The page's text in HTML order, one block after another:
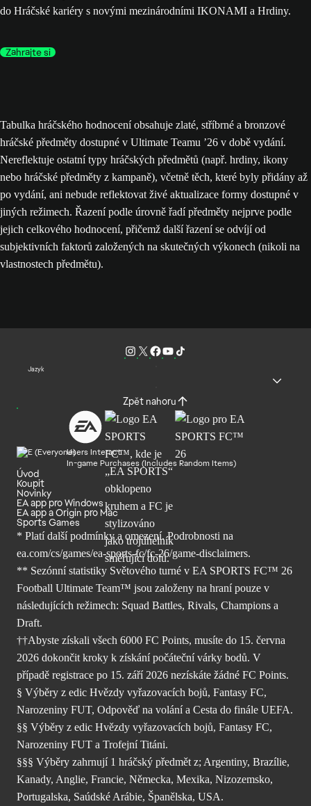
do Hráčské kariéry s novými mezinárodními IKONAMI a Hrdiny.
Zahrajte si
Tabulka hráčského hodnocení obsahuje zlaté, stříbrné a bronzové
hráčské předměty dostupné v Ultimate Teamu ’26 v době vydání.
Nereflektuje ostatní typy hráčských předmětů (např. hrdiny, ikony
nebo hráčské předměty z kampaně), včetně těch, které byly přidány až
po vydání, ani nebude reflektovat živé aktualizace formy dostupné v
jiných režimech. Řazení podle úrovně řadí předměty nejprve podle
jejich celkového hodnocení, přičemž další řazení se odvíjí od
subjektivních faktorů založených na skutečných výkonech (nikoli na
vlastnostech předmětu).
Jazyk
Zpět nahoru
Users Interact
In-game Purchases (Includes Random Items)
Úvod
Koupit
Novinky
EA app pro Windows
EA app a Origin pro Mac
Sports Games
* Platí další podmínky a omezení. Podrobnosti na
ea.com/cs/games/ea-sports-fc/fc-26/game-disclaimers.
** Sezónní statistiky Světového turné v EA SPORTS FC™ 26
Football Ultimate Team™ jsou založeny na hraní pouze v
následujících režimech: Squad Battles, Rivals, Champions a
Draft.
††Abyste získali všech 6000 FC Points, musíte do 15. června
2026 dokončit kroky k získání počáteční várky bodů. V
případě registrace po 15. září 2026 nezískáte žádné FC Points.
§ Výběry z edic Hvězdy vyřazovacích bojů, Fantasy FC,
Narozeniny FUT, Odpověď na volání a Cesta do finále UEFA.
§§ Výběry z edic Hvězdy vyřazovacích bojů, Fantasy FC,
Narozeniny FUT a Trofejní Titáni.
§§§ Výběry zahrnují 1 hráčský předmět z; Argentiny, Brazílie,
Kanady, Anglie, Francie, Německa, Mexika, Nizozemsko,
Portugalska, Saúdské Arábie, Španělska, USA.